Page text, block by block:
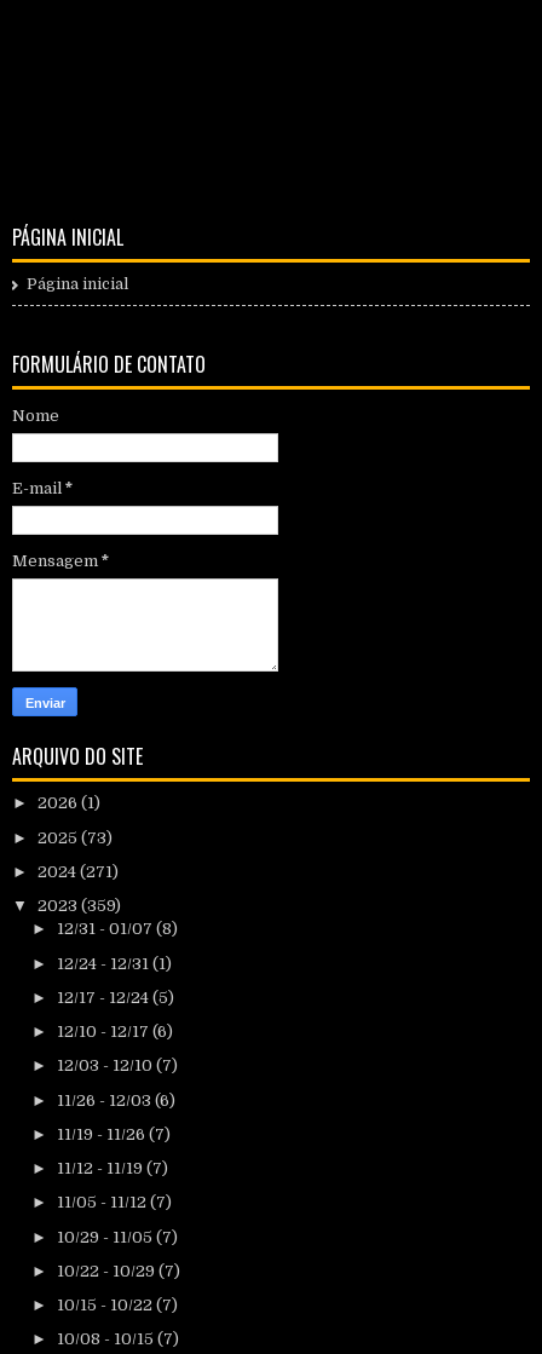
PÁGINA INICIAL
Página inicial
FORMULÁRIO DE CONTATO
Nome
E-mail *
Mensagem *
ARQUIVO DO SITE
► 2026 (1)
► 2025 (73)
► 2024 (271)
▼ 2023 (359)
► 12/31 - 01/07 (8)
► 12/24 - 12/31 (1)
► 12/17 - 12/24 (5)
► 12/10 - 12/17 (6)
► 12/03 - 12/10 (7)
► 11/26 - 12/03 (6)
► 11/19 - 11/26 (7)
► 11/12 - 11/19 (7)
► 11/05 - 11/12 (7)
► 10/29 - 11/05 (7)
► 10/22 - 10/29 (7)
► 10/15 - 10/22 (7)
► 10/08 - 10/15 (7)